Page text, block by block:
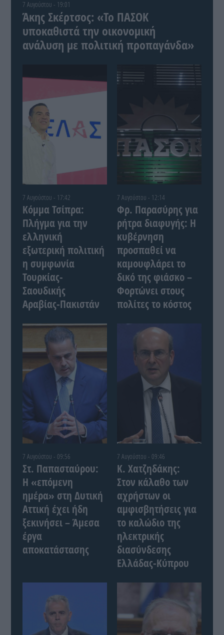
7 Αυγούστου - 19:01
Άκης Σκέρτσος: «Το ΠΑΣΟΚ
υποκαθιστά την οικονομική
ανάλυση με πολιτική προπαγάνδα»
7 Αυγούστου - 17:42
Κόμμα Τσίπρα:
Πλήγμα για την
ελληνική
εξωτερική πολιτική
η συμφωνία
Τουρκίας-
Σαουδικής
Αραβίας-Πακιστάν
7 Αυγούστου - 12:14
Φρ. Παρασύρης για
ρήτρα διαφυγής: Η
κυβέρνηση
προσπαθεί να
καμουφλάρει το
δικό της φιάσκο –
Φορτώνει στους
πολίτες το κόστος
7 Αυγούστου - 09:56
Στ. Παπασταύρου:
Η «επόμενη
ημέρα» στη Δυτική
Αττική έχει ήδη
ξεκινήσει – Άμεσα
έργα
αποκατάστασης
7 Αυγούστου - 09:46
Κ. Χατζηδάκης:
Στον κάλαθο των
αχρήστων οι
αμφισβητήσεις για
το καλώδιο της
ηλεκτρικής
διασύνδεσης
Ελλάδας-Κύπρου